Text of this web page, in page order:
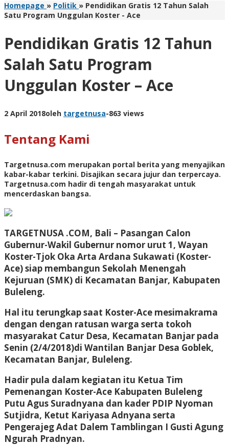
Homepage » Politik » Pendidikan Gratis 12 Tahun Salah
Satu Program Unggulan Koster - Ace
Pendidikan Gratis 12 Tahun
Salah Satu Program
Unggulan Koster – Ace
2 April 2018oleh targetnusa-863 views
Tentang Kami
Targetnusa.com merupakan portal berita yang menyajikan
kabar-kabar terkini. Disajikan secara jujur dan terpercaya.
Targetnusa.com hadir di tengah masyarakat untuk
mencerdaskan bangsa.
TARGETNUSA .COM, Bali – Pasangan Calon
Gubernur-Wakil Gubernur nomor urut 1, Wayan
Koster-Tjok Oka Arta Ardana Sukawati (Koster-
Ace) siap membangun Sekolah Menengah
Kejuruan (SMK) di Kecamatan Banjar, Kabupaten
Buleleng.
Hal itu terungkap saat Koster-Ace mesimakrama
dengan dengan ratusan warga serta tokoh
masyarakat Catur Desa, Kecamatan Banjar pada
Senin (2/4/2018)di Wantilan Banjar Desa Goblek,
Kecamatan Banjar, Buleleng.
Hadir pula dalam kegiatan itu Ketua Tim
Pemenangan Koster-Ace Kabupaten Buleleng
Putu Agus Suradnyana dan kader PDIP Nyoman
Sutjidra, Ketut Kariyasa Adnyana serta
Pengerajeg Adat Dalem Tamblingan I Gusti Agung
Ngurah Pradnyan.